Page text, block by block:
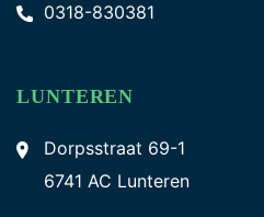
0318-830381
LUNTEREN
Dorpsstraat 69-1
6741 AC Lunteren